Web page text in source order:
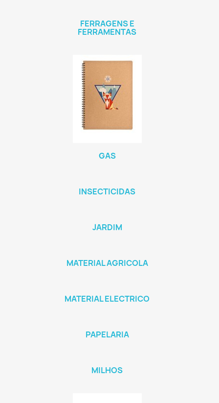
FERRAGENS E
FERRAMENTAS
GAS
INSECTICIDAS
JARDIM
MATERIAL AGRICOLA
MATERIAL ELECTRICO
PAPELARIA
MILHOS